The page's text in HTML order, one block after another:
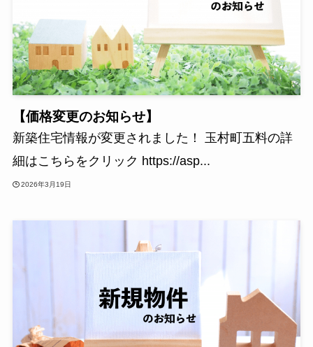
【価格変更のお知らせ】
新築住宅情報が変更されました！ 玉村町五料の詳
細はこちらをクリック https://asp...
2026年3月19日